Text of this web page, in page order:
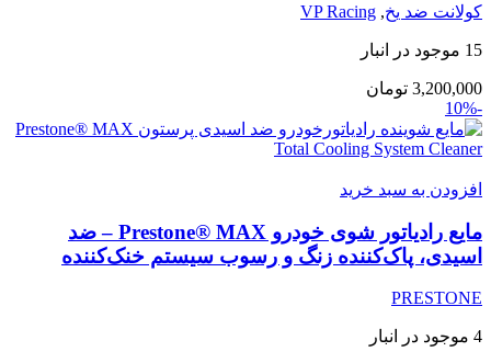
کولانت ضد یخ,
VP Racing
15 موجود در انبار
3,200,000 تومان
-10%
افزودن به سبد خرید
مایع رادیاتور شوی خودرو Prestone® MAX – ضد
اسیدی، پاک‌کننده زنگ و رسوب سیستم خنک‌کننده
PRESTONE
4 موجود در انبار